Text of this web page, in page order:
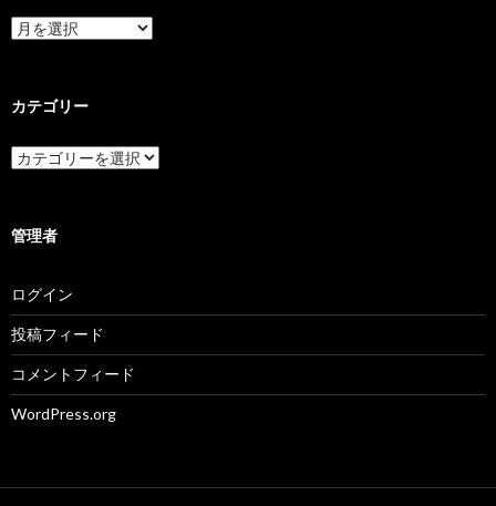
ア
ー
ブ
カテゴリー
カ
テ
ー
管理者
ログイン
投稿フィード
コメントフィード
WordPress.org